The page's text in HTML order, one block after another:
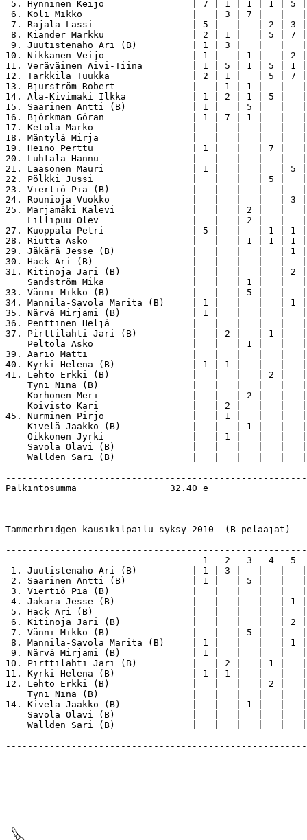
5. Hynninen Keijo                | 7 | 1 | 1 | 1 |
6. Koli Mikko                    |   | 3 | 7 |   |
7. Rajala Lassi                  | 5 |   |   | 2 |
8. Kiander Markku                | 2 | 1 |   | 5 |
9. Juutistenaho Ari (B)          | 1 | 3 |   |   |
10. Nikkanen Veijo                | 1 |   | 1 |   |
11. Veräväinen Aivi-Tiina         | 1 | 5 | 1 | 5
12. Tarkkila Tuukka               | 2 | 1 |   | 5
13. Bjurström Robert              |   | 1 | 1 |   |
14. Ala-Kivimäki Ilkka            | 1 | 2 | 1 | 5
15. Saarinen Antti (B)            | 1 |   | 5 |   |
16. Björkman Göran                | 1 | 7 | 1 |
17. Ketola Marko                  |   |   |   |   |
18. Mäntylä Mirja                 |   |   |   |   |
19. Heino Perttu                  | 1 |   |   | 7 |
20. Luhtala Hannu                 |   |   |   |   |
21. Laasonen Mauri                | 1 |   |   |   |
22. Pölkki Jussi                  |   |   |   | 5 |
23. Viertiö Pia (B)               |   |   |   |   |
24. Rounioja Vuokko               |   |   |   |   |
25. Marjamäki Kalevi              |   |   | 2 |
Lillipuu Olev                 |   |   | 2 |   |
27. Kuoppala Petri                | 5 |   |   | 1
28. Riutta Asko                   |   |   | 1 | 1 |
29. Jäkärä Jesse (B)              |   |   |   |
30. Hack Ari (B)                  |   |   |   |   |
31. Kitinoja Jari (B)             |   |   |   |   |
Sandström Mika                |   |   | 1 |   |
33. Vänni Mikko (B)               |   |   | 5 |
34. Mannila-Savola Marita (B)     | 1 |   |   |
35. Närvä Mirjami (B)             | 1 |   |   |
36. Penttinen Heljä               |   |   |   |
37. Pirttilahti Jari (B)          |   | 2 |   | 1
Peltola Asko                  |   |   | 1 |   |
39. Aario Matti                   |   |   |   |   |
40. Kyrki Helena (B)              | 1 | 1 |   |
41. Lehto Erkki (B)               |   |   |   | 2
Tyni Nina (B)                 |   |   |   |   |
Korhonen Meri                 |   |   | 2 |   |
Koivisto Kari                 |   | 2 |   |   |
45. Nurminen Pirjo                |   | 1 |   |
Kivelä Jaakko (B)             |   |   | 1 |   |
Oikkonen Jyrki                |   | 1 |   |   |
Savola Olavi (B)              |   |   |   |   |
Wallden Sari (B)              |   |   |   |   |
Palkintosumma                 32.40 e
Tammerbridgen kausikilpailu syksy 2010  (B-pelaajat)
1   2   3   4   5
1. Juutistenaho Ari (B)          | 1 | 3 |   |   |
2. Saarinen Antti (B)            | 1 |   | 5 |   |
3. Viertiö Pia (B)               |   |   |   |   |   |
4. Jäkärä Jesse (B)              |   |   |   |
5. Hack Ari (B)                  |   |   |   |   |
6. Kitinoja Jari (B)             |   |   |   |   |
7. Vänni Mikko (B)               |   |   | 5 |
8. Mannila-Savola Marita (B)     | 1 |   |   |
9. Närvä Mirjami (B)             | 1 |   |   |
10. Pirttilahti Jari (B)          |   | 2 |   | 1
11. Kyrki Helena (B)              | 1 | 1 |   |
12. Lehto Erkki (B)               |   |   |   | 2
Tyni Nina (B)                 |   |   |   |   |
14. Kivelä Jaakko (B)             |   |   | 1 |
Savola Olavi (B)              |   |   |   |   |
Wallden Sari (B)              |   |   |   |   |